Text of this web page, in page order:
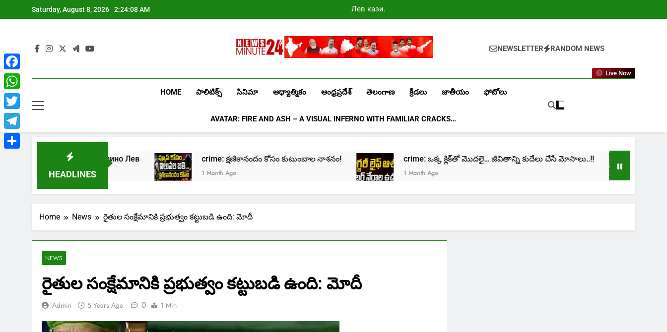
to
Saturday, August 8, 2026 2:24:09 AM
Лев казино
промокоды
Newsminute24
NEWSLETTER RANDOM NEWS
Live Now
HOME పాలిటిక్స్ సినిమా ఆధ్యాత్మికం ఆంధ్రప్రదేశ్ తెలంగాణ క్రీడలు జాతీయం ఫోటోలు
AVATAR: FIRE AND ASH – A VISUAL INFERNO WITH FAMILIAR CRACKS…
HEADLINES
Играть в онлайн казино Лев crime: క్షణికానందం కోసం కుటుంబాల నాశనం!
1 Month Ago
crime: ఒక్క క్లిక్‌తో మొదలై… జీవితాన్ని కుదేలు చేసే మోసాలు..!!
1 Month Ago
Home News రైతుల సంక్షేమానికి ప్రభుత్వం కట్టుబడి ఉంది: మోదీ
NEWS
రైతుల సంక్షేమానికి ప్రభుత్వం కట్టుబడి ఉంది: మోదీ
Admin 5 Years Ago 0 1 Min
Facebook
WhatsApp
Twitter
Telegram